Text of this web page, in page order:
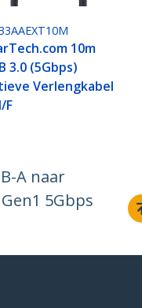
10m
3.0 (5Gbps)
Verlengkabel
F
A naar
5Gbps